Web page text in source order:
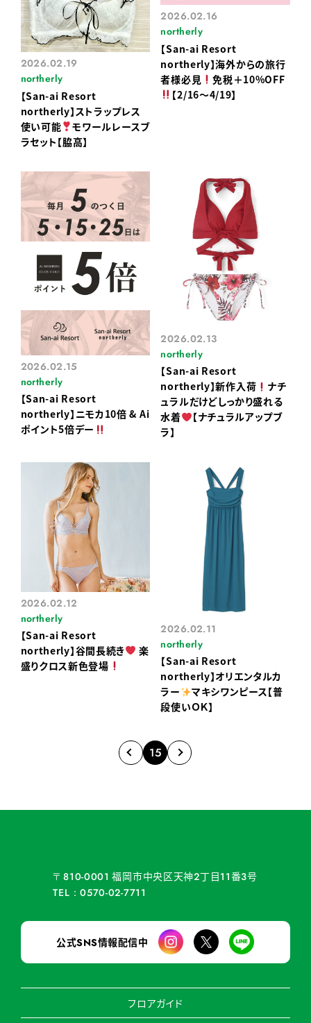
2026.02.19
northerly
【San-ai Resort
northerly】ストラップレス
使い可能
モワールレースブ
ラセット【脇高】
2026.02.16
northerly
【San-ai Resort
northerly】海外からの旅行
者様必見
免税＋10%OFF
【2/16〜4/19】
2026.02.15
northerly
【San-ai Resort
northerly】ニモカ10倍 & Ai
ポイント5倍デー
2026.02.13
northerly
【San-ai Resort
northerly】新作入荷
ナチ
ュラルだけどしっかり盛れる
水着
【ナチュラルアップブ
ラ】
2026.02.12
northerly
【San-ai Resort
northerly】谷間長続き
楽
盛りクロス新色登場
2026.02.11
northerly
【San-ai Resort
northerly】オリエンタルカ
ラー
マキシワンピース【普
段使いＯＫ】
15
〒810-0001 福岡市中央区天神2丁目11番3号
TEL：0570-02-7711
公式SNS情報配信中
フロアガイド